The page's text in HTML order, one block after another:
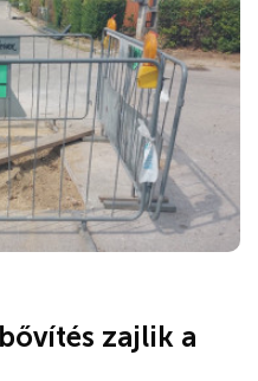
zajlik a